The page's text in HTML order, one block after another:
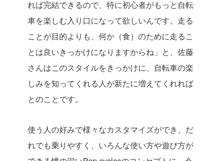
れば完結できるので、特に初心者がもっと自転
車を楽しむ入り口になって欲しいんです。走る
ことが目的よりも、何か（食）のために走るこ
とは良いきっかけになりますからね」と、佐藤
さんはこのスタイルをきっかけに、自転車の楽
しみを知ってくれる人が新たに増えてくれれば
とのことです。
使う人の好みで様々なカスタマイズができ、だ
れでも乗りやすく、いろんな使い方や遊び方が